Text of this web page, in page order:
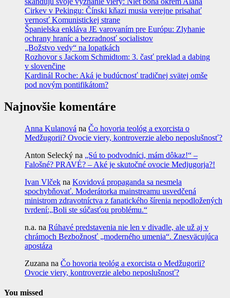
Cirkev v Pekingu: Čínski kňazi musia verejne prisahať
vernosť Komunistickej strane
Španielska enkláva JE varovaním pre Európu: Zlyhanie
ochrany hraníc a bezradnosť socialistov
„Božstvo vedy“ na lopatkách
Rozhovor s Jackom Schmidtom: 3. časť preklad a dabing
v slovenčine
Kardinál Roche: Aká je budúcnosť tradičnej svätej omše
pod novým pontifikátom?
Najnovšie komentáre
Anna Kulanová na Čo hovoria teológ a exorcista o
Medžugorii? Ovocie viery, kontroverzie alebo neposlušnosť?
Anton Selecký na „Sú to podvodníci, mám dôkaz!“ –
Falošné? PRAVÉ? – Aké je skutočné ovocie Medjugorja?!
Ivan Vlček na Kovidová propaganda sa nesmela
spochybňovať. Moderátorka mainstreamu usvedčená
ministrom zdravotníctva z fanatického šírenia nepodložených
tvrdení:„Boli ste súčasťou problému.“
n.a. na Rúhavé predstavenia nie len v divadle, ale už aj v
chrámoch Bezbožnosť „moderného umenia“. Znesväcujúca
apostáza
Zuzana na Čo hovoria teológ a exorcista o Medžugorii?
Ovocie viery, kontroverzie alebo neposlušnosť?
You missed